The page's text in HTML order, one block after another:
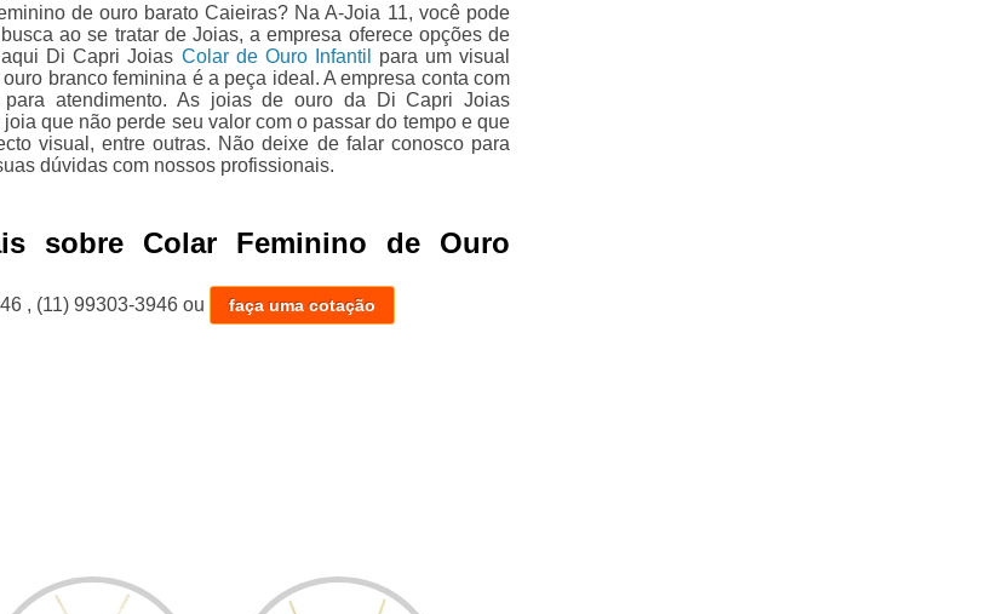
de ouro barato Caieiras? Na A-Joia 11, você pode
ao se tratar de Joias, a empresa oferece opções de
Di Capri Joias Colar de Ouro Infantil
para um visual
branco feminina é a peça ideal. A empresa conta com
para atendimento. As joias de ouro da Di Capri Joias
que não perde seu valor com o passar do tempo e que
visual, entre outras. Não deixe de falar conosco para
dúvidas com nossos profissionais.
sobre Colar Feminino de Ouro
, (11) 99303-3946 ou faça uma cotação